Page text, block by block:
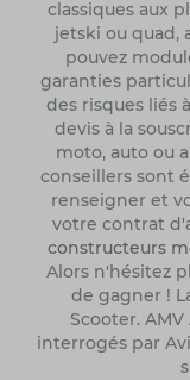
classiques aux
jetski ou quad,
pouvez
garanties
des risques liés
devis à la
moto, auto ou
conseillers sont
renseigner et
votre contrat
constructeurs
Alors n'hésitez
de gagner !
Scooter.
interrogés par